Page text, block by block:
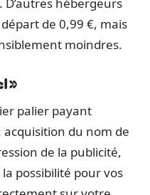
hébergeurs
de 0,99 €, mais
moindres.
»
palier payant
acquisition du nom de
de la publicité,
possibilité pour vos